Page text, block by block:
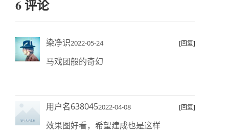
6 评论
染净识2022-05-24 [回复]
马戏团般的奇幻
用户名6380452022-04-08 [回复]
效果图好看，希望建成也是这样